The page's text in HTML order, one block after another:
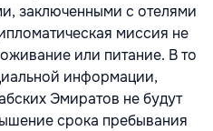
заключенными с отелями
миссия не
или питание. В то
информации,
Эмиратов не будут
срока пребывания